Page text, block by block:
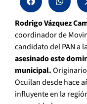
Rodrigo Vázquez
coordinador de
candidato del PAN a
asesinado este
municipal.
Ocuilan desde hace
influyente en la